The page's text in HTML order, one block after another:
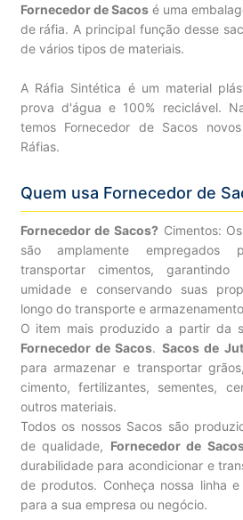
Fornecedor de Sacosé uma
de ráfia. A principal função desse
de vários tipos de materiais.
A Ráfia Sintética é um material
prova d'água e 100% reciclável.
temos Fornecedor de Sacos
Ráfias.
Quem usa Fornecedor de
Fornecedor de Sacos? Cimentos: Os
são amplamente empregados
transportar cimentos,
umidade e conservando suas
longo do transporte e
O item mais produzido a partir da
Fornecedor de Sacos. Sacos de
para armazenar e transportar
cimento, fertilizantes, sementes,
outros materiais.
Todos os nossos Sacos são
de qualidade, Fornecedor de
durabilidade para acondicionar e
de produtos. Conheça nossa linha
para a sua empresa ou negócio.